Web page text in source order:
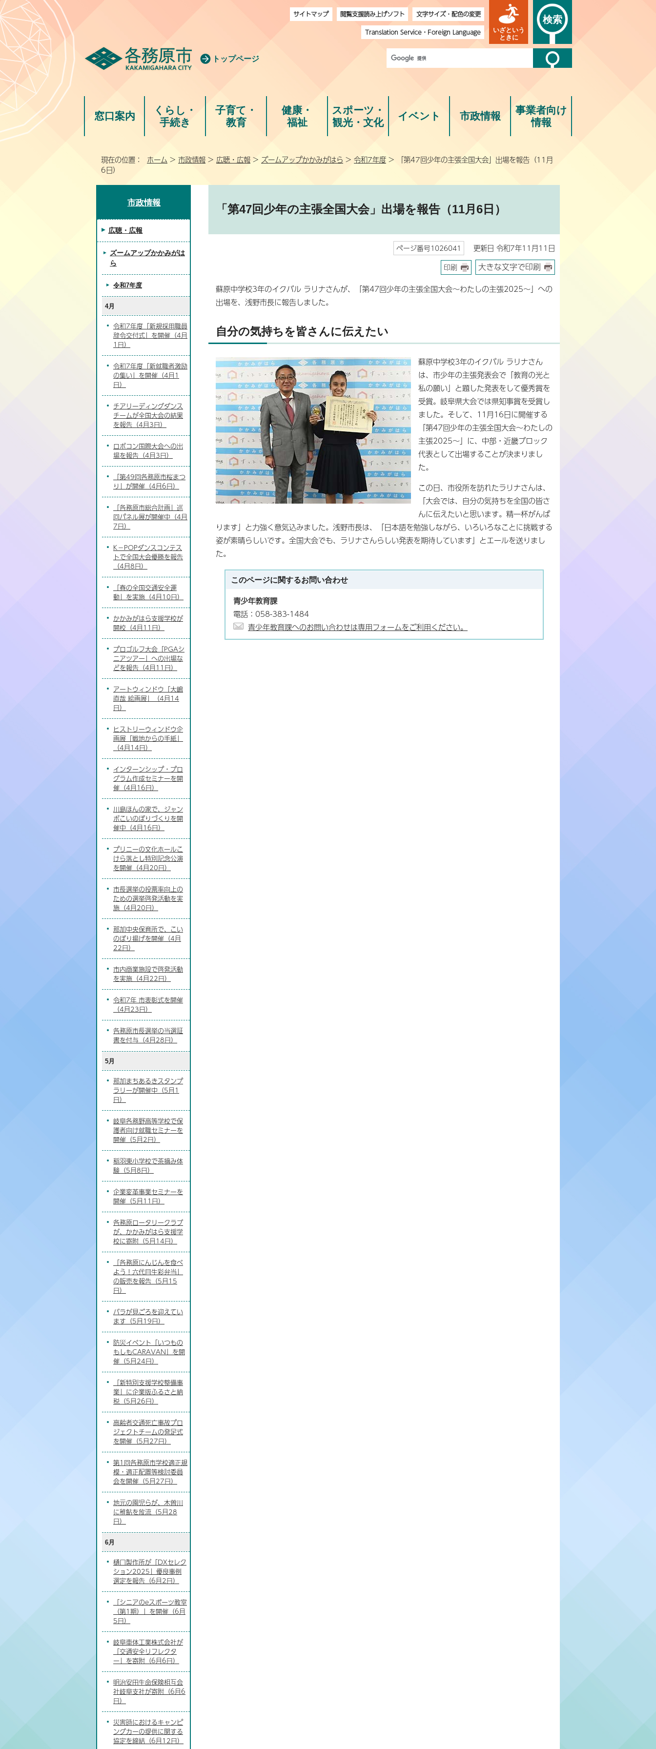
トップページ
サイトマップ 閲覧支援読み上げソフト
文字サイズ・配色の変更
Translation Service・ Foreign Language
いざという
ときに
検索
窓口案内
くらし・
手続き
子育て・
教育
健康・
福祉
スポーツ・
観光・文化
イベント 市政情報
事業者向け
情報
現在の位置： ホーム > 市政情報 > 広聴・広報 > ズームアップかかみがはら > 令和7年度 > 「第47回少年の主張全国大会」出場を報告（11月
6日）
「第47回少年の主張全国大会」出場を報告（11月6日）
ページ番号1026041 更新日 令和7年11月11日
印刷 大きな文字で印刷
蘇原中学校3年のイクバル ラリナさんが、「第47回少年の主張全国大会～わたしの主張2025～」への
出場を、浅野市長に報告しました。
自分の気持ちを皆さんに伝えたい
蘇原中学校3年のイクバル ラリナさん
は、市少年の主張発表会で「教育の光と
私の願い」と題した発表をして優秀賞を
受賞。岐阜県大会では県知事賞を受賞し
ました。そして、11月16日に開催する
「第47回少年の主張全国大会～わたしの
主張2025～」に、中部・近畿ブロック
代表として出場することが決まりまし
た。
この日、市役所を訪れたラリナさんは、
「大会では、自分の気持ちを全国の皆さ
んに伝えたいと思います。精一杯がんば
ります」と力強く意気込みました。浅野市長は、「日本語を勉強しながら、いろいろなことに挑戦する
姿が素晴らしいです。全国大会でも、ラリナさんらしい発表を期待しています」とエールを送りまし
た。
このページに関するお問い合わせ
青少年教育課
電話：058-383-1484
青少年教育課へのお問い合わせは専用フォームをご利用ください。
市政情報
広聴・広報
ズームアップかかみがは
ら
令和7年度
4月
令和7年度「新規採用職員
辞令交付式」を開催（4月
1日）
令和7年度「新就職者激励
の集い」を開催（4月1
日）
チアリーディングダンス
チームが全国大会の結果
を報告（4月3日）
ロボコン国際大会への出
場を報告（4月3日）
「第49回各務原市桜まつ
り」が開催（4月6日）
「各務原市総合計画」巡
回パネル展が開催中（4月
7日）
K－POPダンスコンテス
トで全国大会優勝を報告
（4月8日）
「春の全国交通安全運
動」を実施（4月10日）
かかみがはら支援学校が
開校（4月11日）
プロゴルフ大会「PGAシ
ニアツアー」への出場な
どを報告（4月11日）
アートウィンドウ「大嶋
直哉 絵画展」（4月14
日）
ヒストリーウィンドウ企
画展「戦地からの手紙」
（4月14日）
インターンシップ・プロ
グラム作成セミナーを開
催（4月16日）
川島ほんの家で、ジャン
ボこいのぼりづくりを開
催中（4月16日）
プリニーの文化ホールこ
けら落とし特別記念公演
を開催（4月20日）
市長選挙の投票率向上の
ための選挙啓発活動を実
施（4月20日）
那加中央保育所で、こい
のぼり揚げを開催（4月
22日）
市内商業施設で啓発活動
を実施（4月22日）
令和7年 市表彰式を開催
（4月23日）
各務原市長選挙の当選証
書を付与（4月28日）
5月
那加まちあるきスタンプ
ラリーが開催中（5月1
日）
岐阜各務野高等学校で保
護者向け就職セミナーを
開催（5月2日）
稲羽東小学校で茶摘み体
験（5月8日）
企業変革事業セミナーを
開催（5月11日）
各務原ロータリークラブ
が、かかみがはら支援学
校に寄附（5月14日）
「各務原にんじんを食べ
よう！六代目生彩弁当」
の販売を報告（5月15
日）
バラが見ごろを迎えてい
ます（5月19日）
防災イベント「いつもの
もしもCARAVAN」を開
催（5月24日）
「新特別支援学校整備事
業」に企業版ふるさと納
税（5月26日）
高齢者交通死亡事故プロ
ジェクトチームの発足式
を開催（5月27日）
第1回各務原市学校適正規
模・適正配置等検討委員
会を開催（5月27日）
地元の園児らが、木曽川
に稚鮎を放流（5月28
日）
6月
樋口製作所が「DXセレク
ション2025」優良事例
選定を報告（6月2日）
「シニアのeスポーツ教室
（第1期）」を開催（6月
5日）
岐阜車体工業株式会社が
「交通安全リフレクタ
ー」を寄附（6月6日）
明治安田生命保険相互会
社岐阜支社が寄附（6月6
日）
災害時におけるキャンピ
ングカーの提供に関する
協定を締結（6月12日）